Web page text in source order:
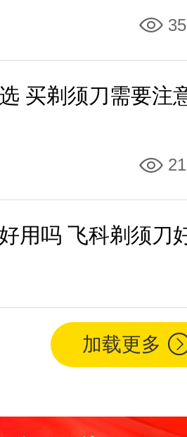
买剃须刀需要注
用吗 飞科剃须刀
加载更多